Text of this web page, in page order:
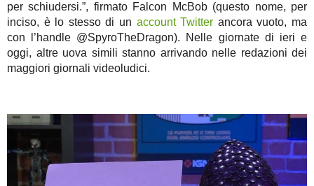
per schiudersi.”, firmato Falcon McBob (questo nome, per
inciso, è lo stesso di un account Twitter ancora vuoto, ma
con l’handle @SpyroTheDragon). Nelle giornate di ieri e
oggi, altre uova simili stanno arrivando nelle redazioni dei
maggiori giornali videoludici.